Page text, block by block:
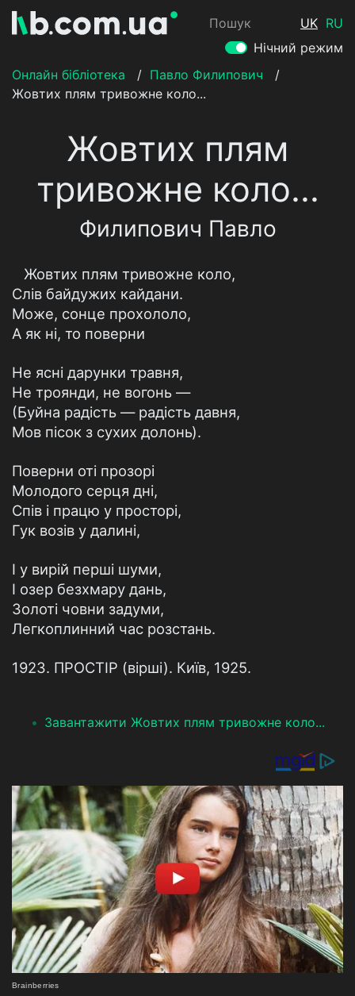
Пошук UK RU
Нічний режим
Онлайн бібліотека
/ Павло Филипович
/
Жовтих плям тривожне коло...
Жовтих плям
тривожне коло...
Филипович Павло
Жовтих плям тривожне коло,
Слів байдужих кайдани.
Може, сонце прохололо,
А як ні, то поверни
Не ясні дарунки травня,
Не троянди, не вогонь —
(Буйна радість — радість давня,
Мов пісок з сухих долонь).
Поверни оті прозорі
Молодого серця дні,
Спів і працю у просторі,
Гук возів у далині,
І у вирій перші шуми,
І озер безхмару дань,
Золоті човни задуми,
Легкоплинний час розстань.
1923. ПРОСТІР (вірші). Київ, 1925.
Завантажити Жовтих плям тривожне коло...